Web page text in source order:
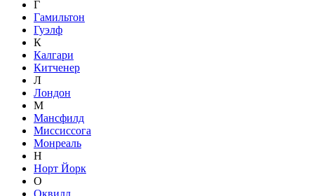
Г
Гамильтон
Гуэлф
К
Калгари
Китченер
Л
Лондон
М
Мансфилд
Миссиссога
Монреаль
Н
Норт Йорк
О
Оквилл